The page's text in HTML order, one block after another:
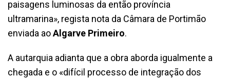
paisagens luminosas da então província
ultramarina», regista nota da Câmara de Portimão
enviada aoAlgarve Primeiro.
A autarquia adianta que a obra aborda igualmente a
chegada e o «difícil processo de integração dos